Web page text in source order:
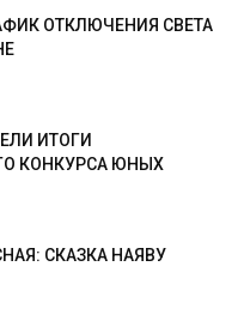
ОТКЛЮЧЕНИЯ СВЕТА
ИТОГИ
КОНКУРСА ЮНЫХ
СКАЗКА НАЯВУ